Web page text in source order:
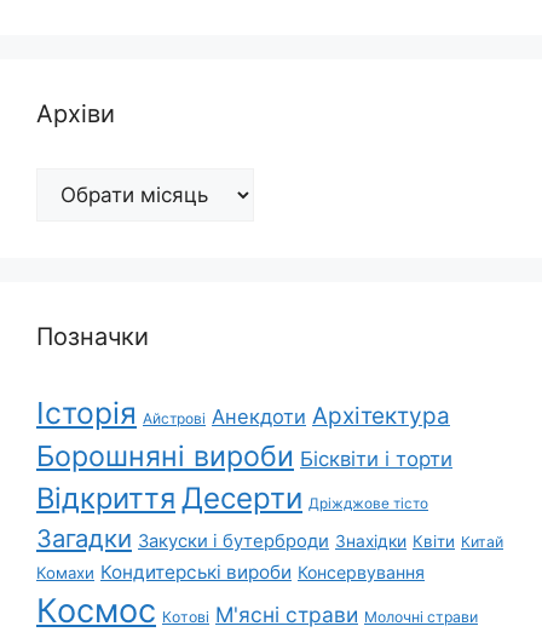
Архіви
Архіви
Позначки
Історія Айстрові Анекдоти Архітектура
Борошняні вироби Бісквіти і торти
Відкриття Десерти Дріжджове тісто
Загадки Закуски і бутерброди Знахідки Квіти Китай
Комахи Кондитерські вироби Консервування
Космос Котові М'ясні страви Молочні страви